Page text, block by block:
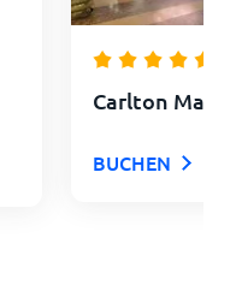
Carlton
BUCHEN